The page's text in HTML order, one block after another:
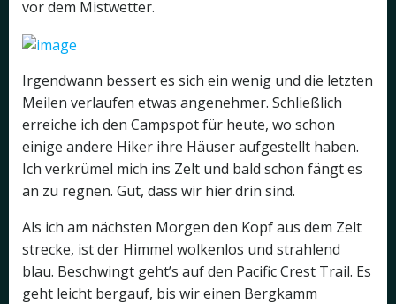
vor dem Mistwetter.
Irgendwann bessert es sich ein wenig und die letzten
Meilen verlaufen etwas angenehmer. Schließlich
erreiche ich den Campspot für heute, wo schon
einige andere Hiker ihre Häuser aufgestellt haben.
Ich verkrümel mich ins Zelt und bald schon fängt es
an zu regnen. Gut, dass wir hier drin sind.
Als ich am nächsten Morgen den Kopf aus dem Zelt
strecke, ist der Himmel wolkenlos und strahlend
blau. Beschwingt geht’s auf den Pacific Crest Trail. Es
geht leicht bergauf, bis wir einen Bergkamm